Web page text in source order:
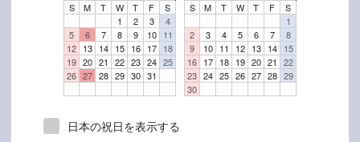
S M T W T F
S
1
2 3
4
5
6 7 8 9 10 11
12 13 14 15 16 17 18
19 20 21 22 23 24 25
26 27 28 29 30 31
S M T W T F
S
1
2
3 4 5 6 7
8
9
10 11 12 13 14 15
16 17 18 19 20 21
22
23 24 25 26 27 28 29
30
日本の祝日を表示する